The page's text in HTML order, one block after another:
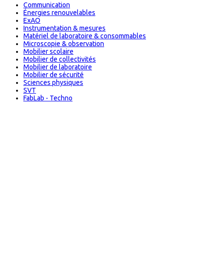
Communication
Énergies renouvelables
ExAO
Instrumentation & mesures
Matériel de laboratoire & consommables
Microscopie & observation
Mobilier scolaire
Mobilier de collectivités
Mobilier de laboratoire
Mobilier de sécurité
Sciences physiques
SVT
FabLab - Techno